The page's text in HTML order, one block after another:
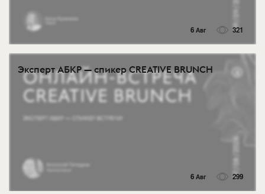
6 Авг 321
Эксперт АБКР — спикер CREATIVE BRUNCH
6 Авг 299